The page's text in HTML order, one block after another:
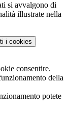
si avvalgono di
illustrate nella
i cookies
consentire.
della
potete